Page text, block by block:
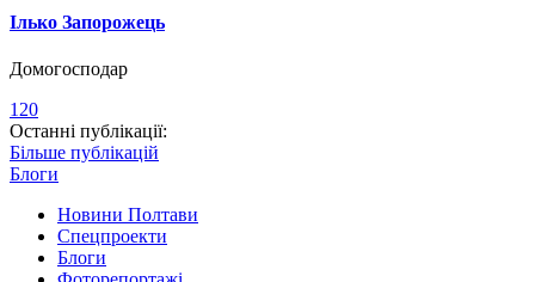
Ілько Запорожець
Домогосподар
120
Останні публікації:
Більше публікацій
Блоги
Новини Полтави
Спецпроекти
Блоги